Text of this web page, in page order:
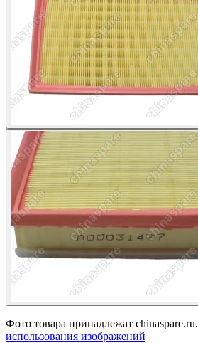
Фото товара принадлежат chinaspare.ru.
использования изображений